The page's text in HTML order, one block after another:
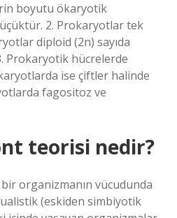
boyutu ökaryotik
2. Prokaryotlar tek
diploid (2n) sayıda
Prokaryotik hücrelerde
ise çiftler halinde
fagositoz ve
teorisi nedir?
organizmanın vücudunda
(eskiden simbiyotik